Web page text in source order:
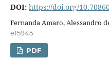
DOI: https://doi.org/
Fernanda Amaro, Alessandro
e15945
PDF